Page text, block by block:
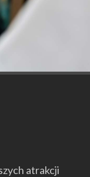
atrakcji